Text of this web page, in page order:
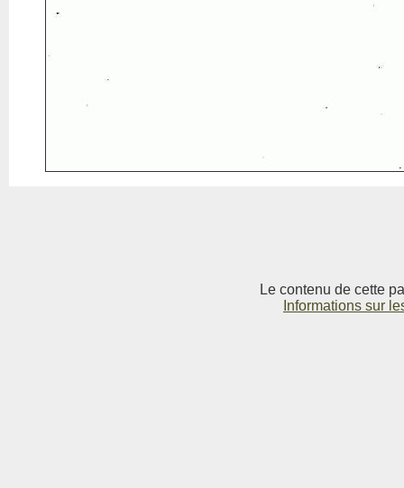
Le contenu de cette
Informations sur